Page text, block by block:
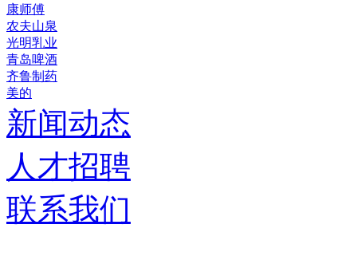
康师傅
农夫山泉
光明乳业
青岛啤酒
齐鲁制药
美的
新闻动态
人才招聘
联系我们